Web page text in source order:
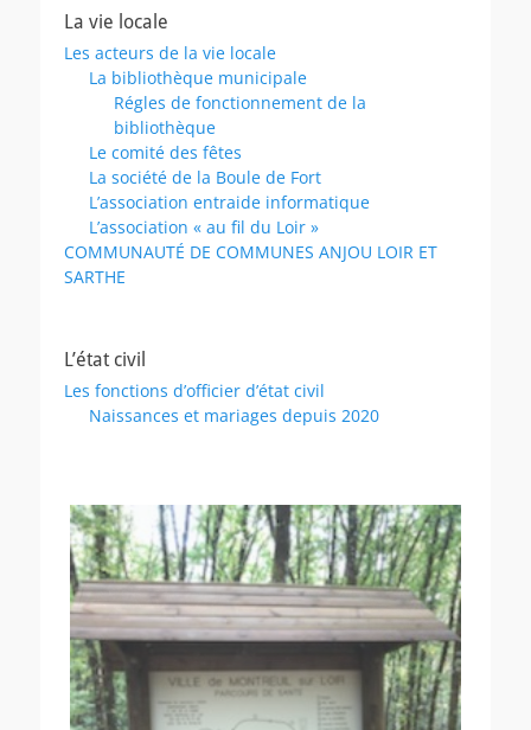
La vie locale
Les acteurs de la vie locale
La bibliothèque municipale
Régles de fonctionnement de la
bibliothèque
Le comité des fêtes
La société de la Boule de Fort
L’association entraide informatique
L’association « au fil du Loir »
COMMUNAUTÉ DE COMMUNES ANJOU LOIR ET
SARTHE
L’état civil
Les fonctions d’officier d’état civil
Naissances et mariages depuis 2020